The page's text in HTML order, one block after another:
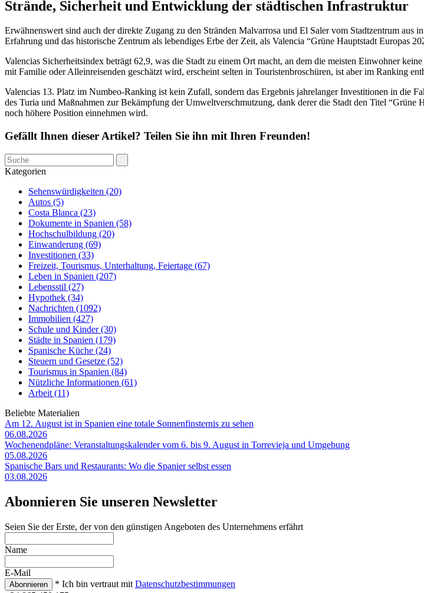
Strände, Sicherheit und Entwicklung der städtischen Infrastruktur
Erwähnenswert sind auch der direkte Zugang zu den Stränden Malvarrosa und El Saler vom Stadtzentrum
Erfahrung und das historische Zentrum als lebendiges Erbe der Zeit, als Valencia “Grüne Hauptstadt Europas
Valencias Sicherheitsindex beträgt 62,9, was die Stadt zu einem Ort macht, an dem die meisten Einwohner
mit Familie oder Alleinreisenden geschätzt wird, erscheint selten in Touristenbroschüren, ist aber im Ranking
Valencias 13. Platz im Numbeo-Ranking ist kein Zufall, sondern das Ergebnis jahrelanger Investitionen in die
des Turia und Maßnahmen zur Bekämpfung der Umweltverschmutzung, dank derer die Stadt den Titel
noch höhere Position einnehmen wird.
Gefällt Ihnen dieser Artikel? Teilen Sie ihn mit Ihren Freunden!
Kategorien
Sehenswürdigkeiten (20)
Autos (5)
Costa Blanca (23)
Dokumente in Spanien (58)
Hochschulbildung (20)
Einwanderung (69)
Investitionen (33)
Freizeit, Tourismus, Unterhaltung, Feiertage (67)
Leben in Spanien (207)
Lebensstil (27)
Hypothek (34)
Nachrichten (1092)
Immobilien (427)
Schule und Kinder (30)
Städte in Spanien (179)
Spanische Küche (24)
Steuern und Gesetze (52)
Tourismus in Spanien (84)
Nützliche Informationen (61)
Arbeit (11)
Beliebte Materialien
Am 12. August ist in Spanien eine totale Sonnenfinsternis zu sehen
06.08.2026
Wochenendpläne: Veranstaltungskalender vom 6. bis 9. August in Torrevieja und Umgebung
05.08.2026
Spanische Bars und Restaurants: Wo die Spanier selbst essen
03.08.2026
Abonnieren Sie unseren Newsletter
Seien Sie der Erste, der von den günstigen Angeboten des Unternehmens erfährt
Name
E-Mail
* Ich bin vertraut mit Datenschutzbestimmungen